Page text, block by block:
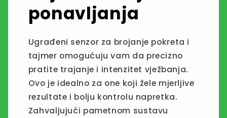
ponavljanja
Ugrađeni senzor za brojanje pokreta i
tajmer omogućuju vam da precizno
pratite trajanje i intenzitet vježbanja.
Ovo je idealno za one koji žele mjerljive
rezultate i bolju kontrolu napretka.
Zahvaljujući pametnom sustavu